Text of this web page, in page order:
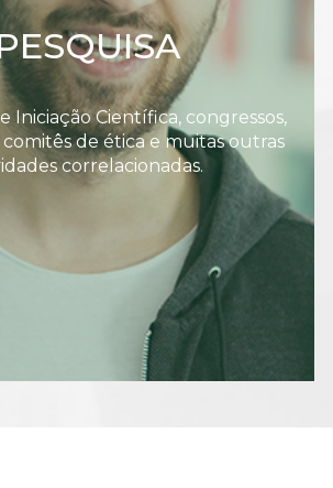
Iniciação Científica, congressos,
de ética e muitas outras
correlacionadas.